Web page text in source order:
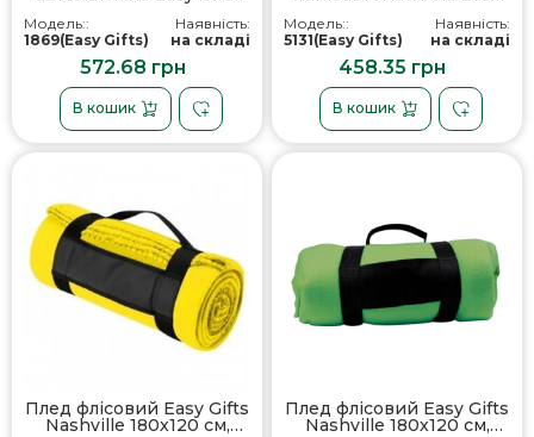
Lexington, колір темно-
синій/небесно-
блакитний - 186904
Модель::
1869(Easy Gifts)
Наявність:
на складі
572.68 грн
В кошик
сірий - 513107
Модель::
5131(Easy Gifts)
Наявність:
на складі
458.35 грн
В кошик
Плед флісовий Easy Gifts
Nashville 180х120 см,
Плед флісовий Easy Gifts
Nashville 180х120 см,